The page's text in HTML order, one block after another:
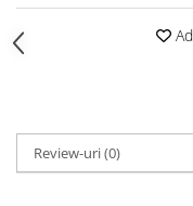
Review-uri(0)